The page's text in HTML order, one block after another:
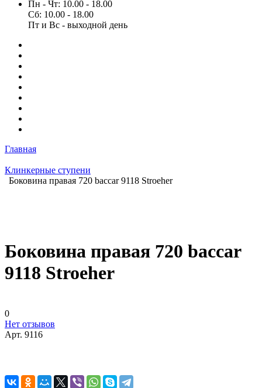
Пн - Чт: 10.00 - 18.00
Сб: 10.00 - 18.00
Пт и Вс - выходной день
Главная
Клинкерные ступени
Боковина правая 720 baccar 9118 Stroeher
Боковина правая 720 baccar
9118 Stroeher
0
Нет отзывов
Арт. 9116